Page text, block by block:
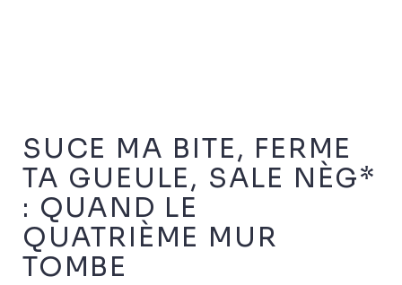
SUCE MA BITE, FERME
TA GUEULE, SALE NÈG*
: QUAND LE
QUATRIÈME MUR
TOMBE